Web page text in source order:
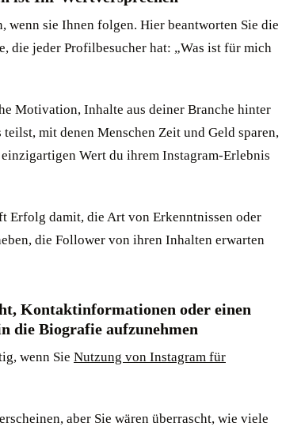
wenn sie Ihnen folgen. Hier beantworten Sie die
die jeder Profilbesucher hat: „Was ist für mich
Motivation, Inhalte aus deiner Branche hinter
mit denen Menschen Zeit und Geld sparen,
Wert du ihrem Instagram-Erlebnis
Erfolg damit, die Art von Erkenntnissen oder
die Follower von ihren Inhalten erwarten
Kontaktinformationen oder einen
die Biografie aufzunehmen
wenn Sie Nutzung von Instagram für
aber Sie wären überrascht, wie viele